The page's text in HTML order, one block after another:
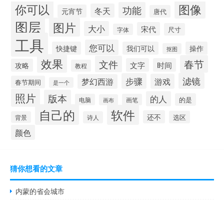
你可以 元宵节 冬天 功能 唐代 图像
图层 图片 大小 字体 宋代 尺寸
工具 快捷键 您可以 我们可以 抠图
操作
攻略
效果 教程 文件 文字 时间 春节
春节期间 是一个 梦幻西游 步骤 游戏 滤镜
照片 版本 电脑 画布 画笔 的人 的是
背景 自己的 诗人 软件 还不 选区
颜色
猜你想看的文章
内蒙的省会城市